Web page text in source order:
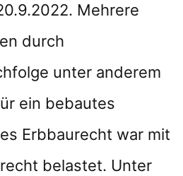
Mehrere
durch
unter anderem
ein bebautes
Erbbaurecht war mit
belastet. Unter